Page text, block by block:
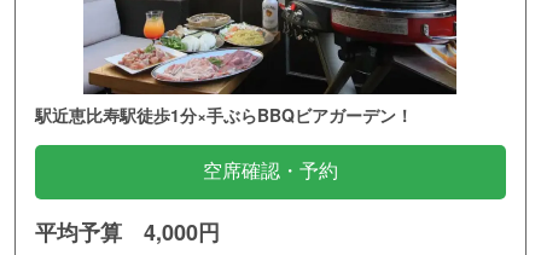
駅近恵比寿駅徒歩1分×手ぶらBBQビアガーデン！
空席確認・予約
平均予算 4,000円